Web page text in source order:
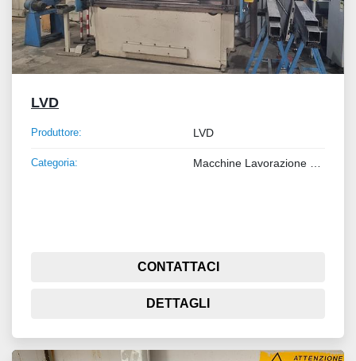
LVD
Produttore: LVD
Categoria:
CONTATTACI
DETTAGLI